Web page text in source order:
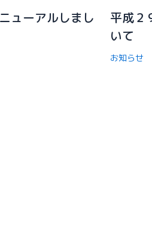
ューアルしまし
平成２
いて
お知らせ